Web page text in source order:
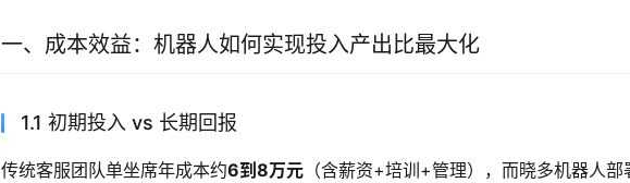
一、成本效益：机器人如何实现投入产出比最大化
1.1 初期投入 vs 长期回报
传统客服团队单坐席年成本约6到8万元 （含薪资+培训+管理），而晓多机器人